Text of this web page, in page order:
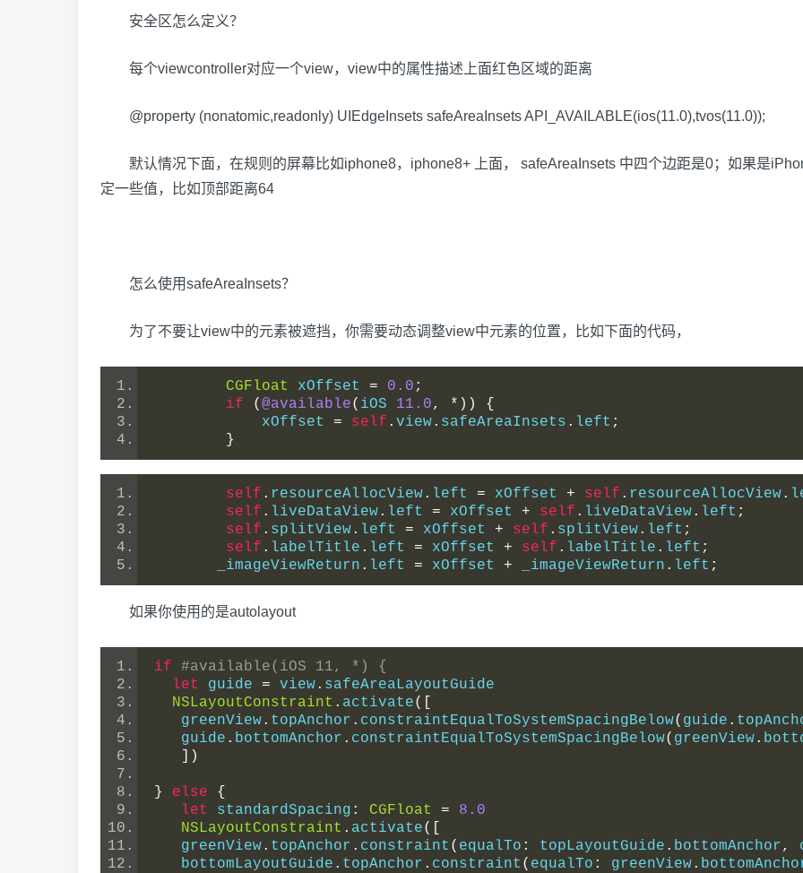
安全区怎么定义？
每个viewcontroller对应一个view，view中的属性描述上面红色区域的距离
@property (nonatomic,readonly) UIEdgeInsets safeAreaInsets API_AVAILABLE(ios(11.0),tvos(11.0));
默认情况下面，在规则的屏幕比如iphone8，iphone8+ 上面， safeAreaInsets 中四个边距是0；如果是
定一些值，比如顶部距离64
怎么使用safeAreaInsets？
为了不要让view中的元素被遮挡，你需要动态调整view中元素的位置，比如下面的代码，
CGFloat xOffset = 0.0 ;
if
( @available( iOS 11.0, *))
{
            xOffset
= self . view. safeAreaInsets . left ;
}
self . resourceAllocView. left = xOffset + self . resourceAllocView.
self . liveDataView. left = xOffset + self . liveDataView. left ;
self . splitView. left = xOffset + self . splitView. left ;
self . labelTitle . left = xOffset + self . labelTitle . left ;
       _imageViewReturn
. left = xOffset + _imageViewReturn . left ;
如果你使用的是autolayout
if
#available(iOS 11, *) {
let
guide = view. safeAreaLayoutGuide
NSLayoutConstraint . activate([
   greenView
. topAnchor . constraintEqualToSystemSpacingBelow( guide .
   guide
. bottomAnchor . constraintEqualToSystemSpacingBelow( greenView.
])
} else
{
let
standardSpacing : CGFloat =
8.0
NSLayoutConstraint . activate([
   greenView
. topAnchor . constraint ( equalTo : topLayoutGuide . bottomAnchor,
   bottomLayoutGuide
. topAnchor . constraint ( equalTo : greenView.